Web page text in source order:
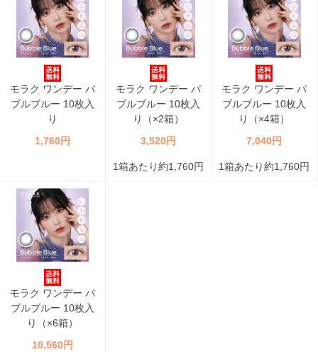
モラク ワンデー バ
ブルブルー 10枚入
り
1,760円
モラク ワンデー バ
ブルブルー 10枚入
り（×2箱）
3,520円
1箱あたり約1,760円
モラク ワンデー バ
ブルブルー 10枚入
り（×4箱）
7,040円
1箱あたり約1,760円
モラク ワンデー バ
ブルブルー 10枚入
り（×6箱）
10,560円